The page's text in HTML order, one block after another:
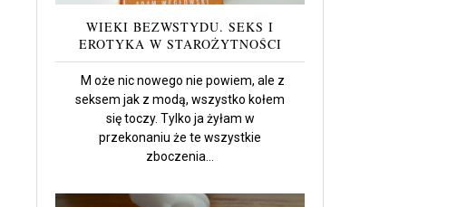
WIEKI BEZWSTYDU. SEKS I
EROTYKA W STAROŻYTNOŚCI
M oże nic nowego nie powiem, ale z
seksem jak z modą, wszystko kołem
się toczy. Tylko ja żyłam w
przekonaniu że te wszystkie
zboczenia...